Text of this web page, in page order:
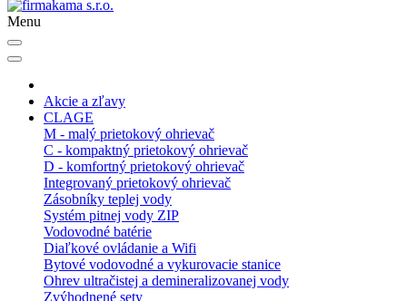
Menu
Akcie a zľavy
CLAGE
M - malý prietokový ohrievač
C - kompaktný prietokový ohrievač
D - komfortný prietokový ohrievač
Integrovaný prietokový ohrievač
Zásobníky teplej vody
Systém pitnej vody ZIP
Vodovodné batérie
Diaľkové ovládanie a Wifi
Bytové vodovodné a vykurovacie stanice
Ohrev ultračistej a demineralizovanej vody
Zvýhodnené sety